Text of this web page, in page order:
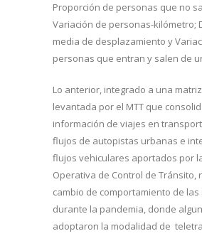
Proporción de personas que no
Variación de personas-kilómetro;
media de desplazamiento y
personas que entran y salen de
Lo anterior, integrado a una
levantada por el MTT que
información de viajes en
flujos de autopistas urbanas e
flujos vehiculares aportados por
Operativa de Control de Tránsito,
cambio de comportamiento de
durante la pandemia, donde
adoptaron la modalidad de